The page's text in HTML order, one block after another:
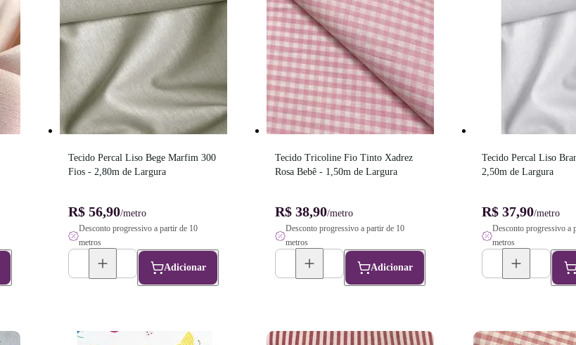
Tecido Percal Liso Bege Marfim 300
Fios - 2,80m de Largura
R$ 56,90/metro
Desconto progressivo a partir de 10
metros
Adicionar
Tecido Tricoline Fio Tinto Xadrez
Rosa Bebê - 1,50m de Largura
R$ 38,90/metro
Desconto progressivo a partir de 10
metros
Adicionar
Tecido Percal Liso
2,50m de Largura
R$ 37,90/metro
Desconto progressivo a
metros